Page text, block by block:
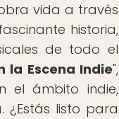
vida a través
historia,
de todo el
la Escena Indie",
el ámbito indie,
¿Estás listo para